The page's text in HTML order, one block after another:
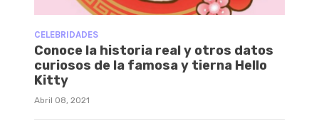
CELEBRIDADES
Conoce la historia real y otros datos
curiosos de la famosa y tierna Hello
Kitty
Abril 08, 2021